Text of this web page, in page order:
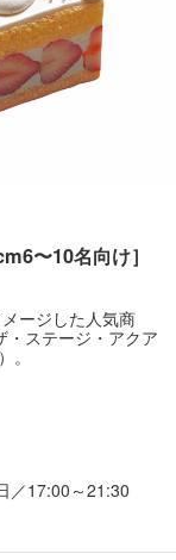
〜10名向け］
ージした人気商
ステージ・アクア
／17:00～21:30